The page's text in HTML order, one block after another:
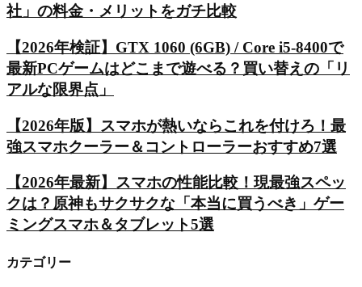
社」の料金・メリットをガチ比較
【2026年検証】GTX 1060 (6GB) / Core i5-8400で
最新PCゲームはどこまで遊べる？買い替えの「リ
アルな限界点」
【2026年版】スマホが熱いならこれを付けろ！最
強スマホクーラー＆コントローラーおすすめ7選
【2026年最新】スマホの性能比較！現最強スペッ
クは？原神もサクサクな「本当に買うべき」ゲー
ミングスマホ＆タブレット5選
カテゴリー